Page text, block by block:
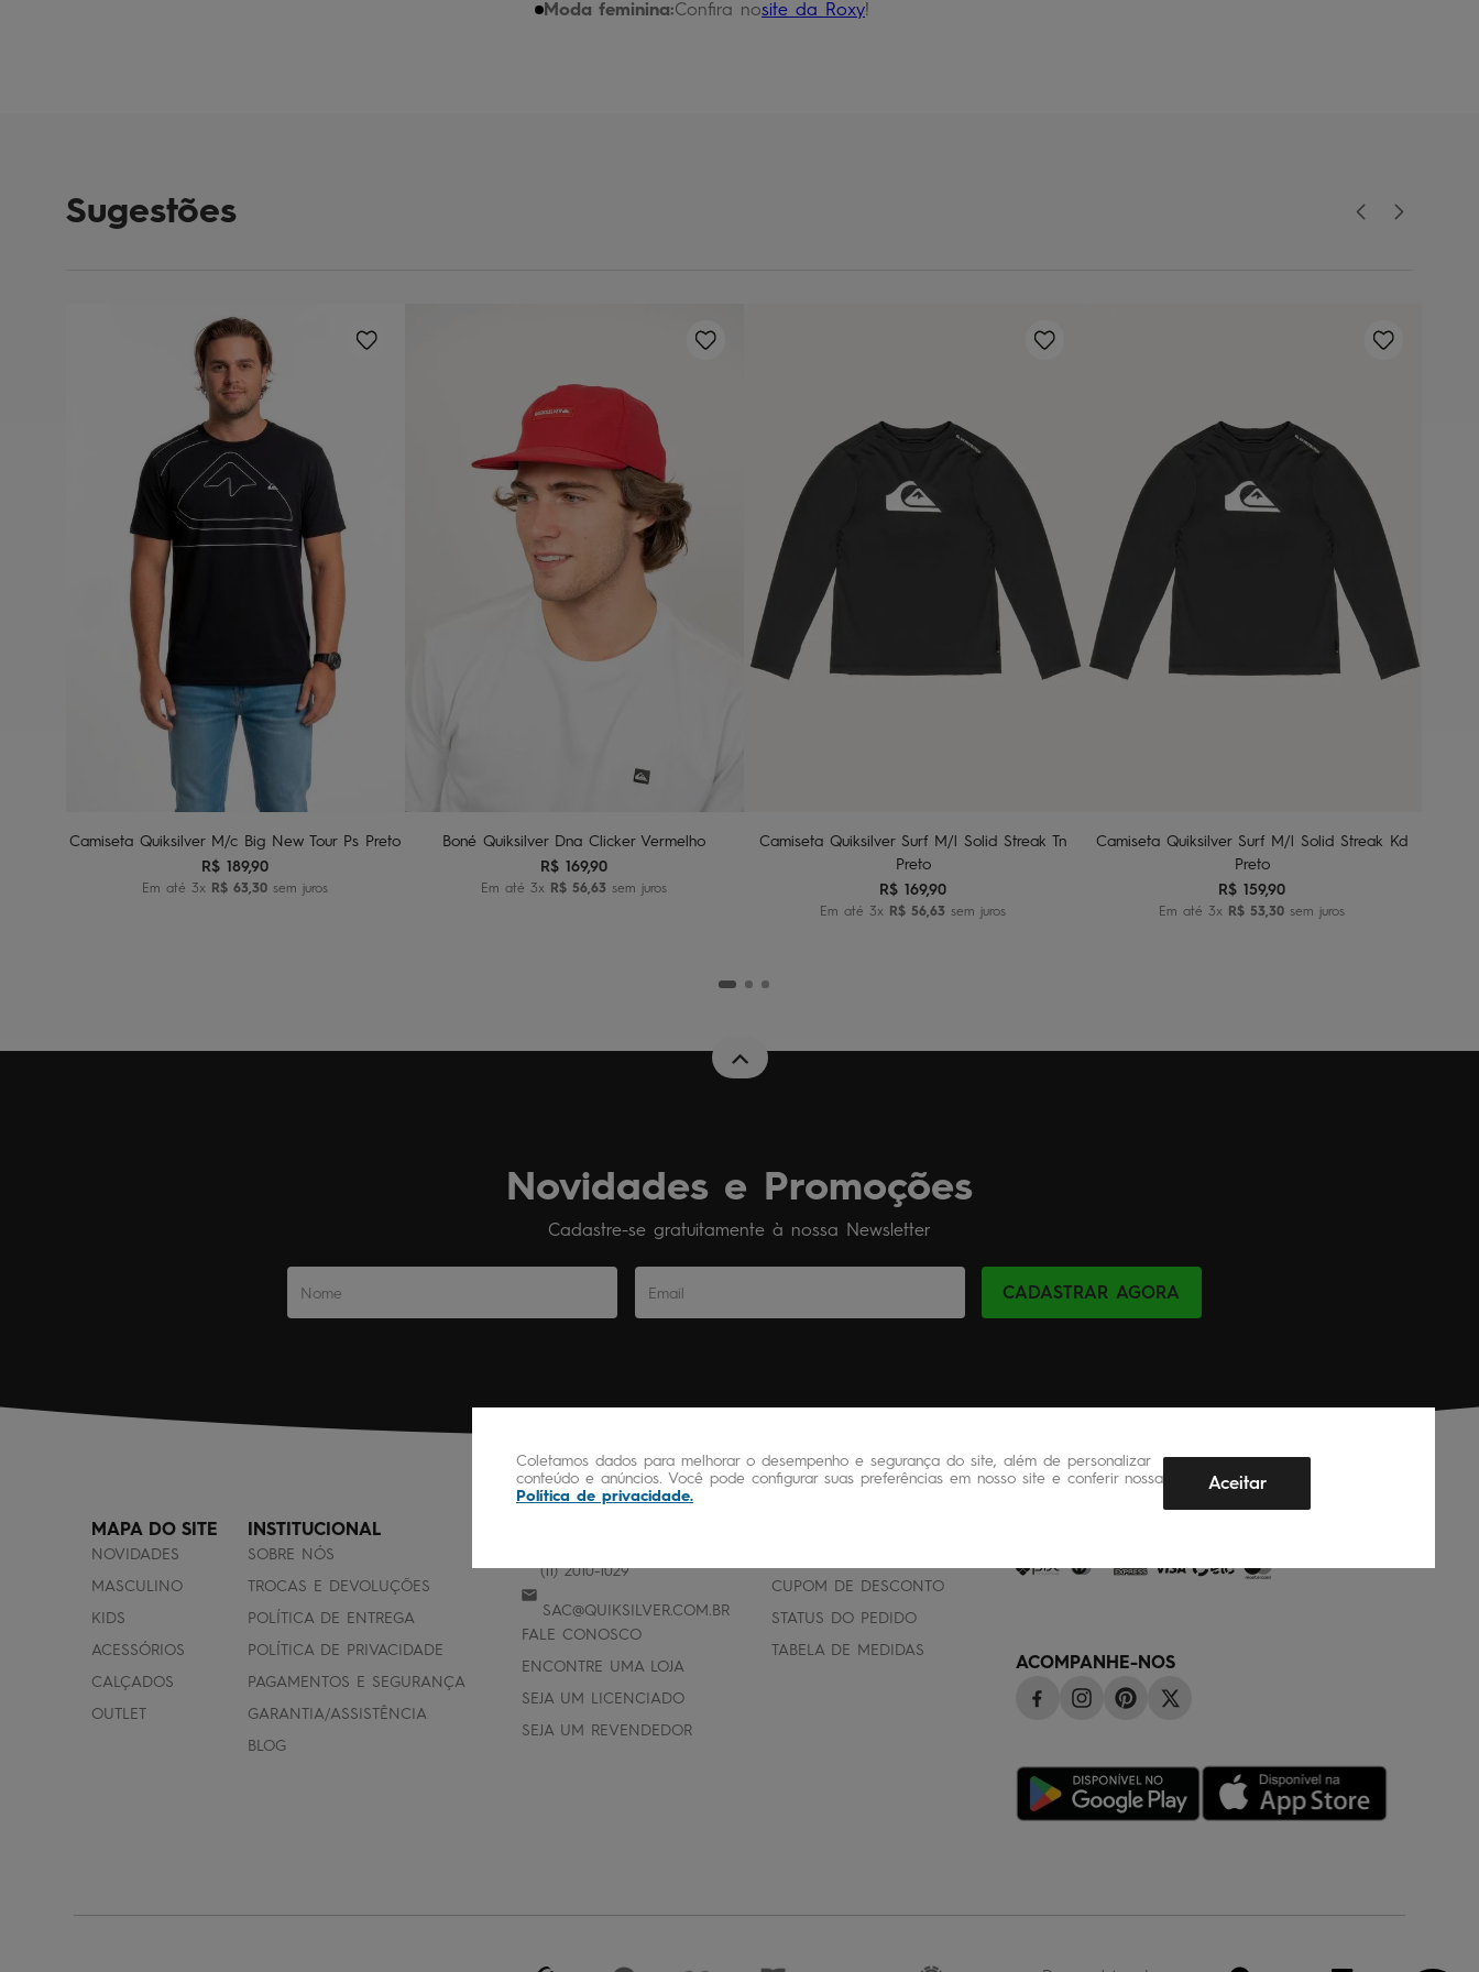
Coletamos dados para melhorar o desempenho e segurança do site, além de personalizar
conteúdo e anúncios. Você pode configurar suas preferências em nosso site e conferir nossa
Política de privacidade.
Aceitar
Moda feminina:Confira nosite da Roxy!
Sugestões
G2 G3
Adicionar ao carrinho
Camiseta Quiksilver M/c Big New Tour Ps Preto
R$ 189,90
Em até3x R$ 63,30 sem juros
Adicionar ao carrinho
Boné Quiksilver Dna Clicker Vermelho
R$ 169,90
Em até3x R$ 56,63 sem juros
Camiseta Quiksilver Surf M/l Solid Streak Tn
Preto
R$ 169,90
Em até3x R$ 56,63 sem juros
Camiseta Quiksilver Surf M/l Solid Streak Kd
Preto
R$ 159,90
Em até3x R$ 53,30 sem juros
Novidades e Promoções
Cadastre-se gratuitamente à nossa Newsletter
CADASTRAR AGORA
MAPA DO SITE
NOVIDADES
MASCULINO
KIDS
ACESSÓRIOS
CALÇADOS
OUTLET
INSTITUCIONAL
SOBRE NÓS
TROCAS E DEVOLUÇÕES
POLÍTICA DE ENTREGA
POLÍTICA DE PRIVACIDADE
PAGAMENTOS E SEGURANÇA
GARANTIA/ASSISTÊNCIA
BLOG
(11) 2010-1029
SAC@QUIKSILVER.COM.BR
FALE CONOSCO
ENCONTRE UMA LOJA
SEJA UM LICENCIADO
SEJA UM REVENDEDOR
CUPOM DE DESCONTO
STATUS DO PEDIDO
TABELA DE MEDIDAS
ACOMPANHE-NOS